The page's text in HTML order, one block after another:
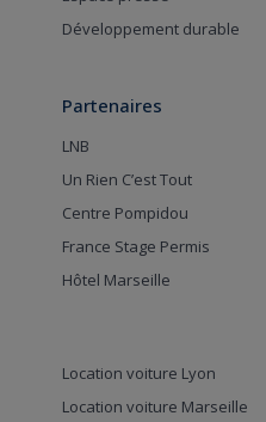
Développement durable
Partenaires
LNB
Un Rien C’est Tout
Centre Pompidou
France Stage Permis
Hôtel Marseille
Location voiture Lyon
Location voiture Marseille